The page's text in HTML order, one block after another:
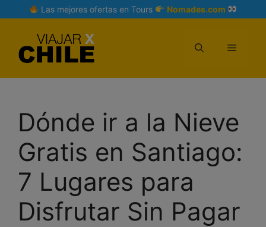
to
Las mejores ofertas en Tours Nomades.com
Menu
Dónde ir a la Nieve
Gratis en Santiago:
7 Lugares para
Disfrutar Sin Pagar